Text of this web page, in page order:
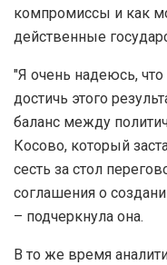
компромиссы и как
действенные
"Я очень надеюсь,
достичь этого
баланс между
Косово, который
сесть за стол
соглашения о
– подчеркнула она.
В то же время